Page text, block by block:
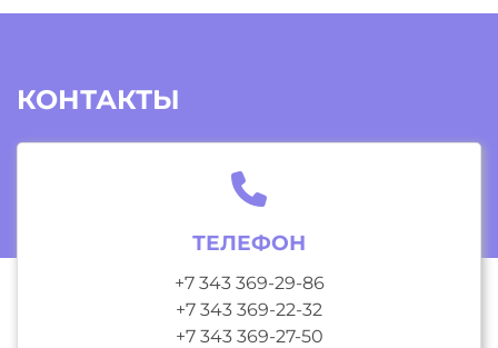
КОНТАКТЫ
ТЕЛЕФОН
+7 343 369-29-86
+7 343 369-22-32
+7 343 369-27-50